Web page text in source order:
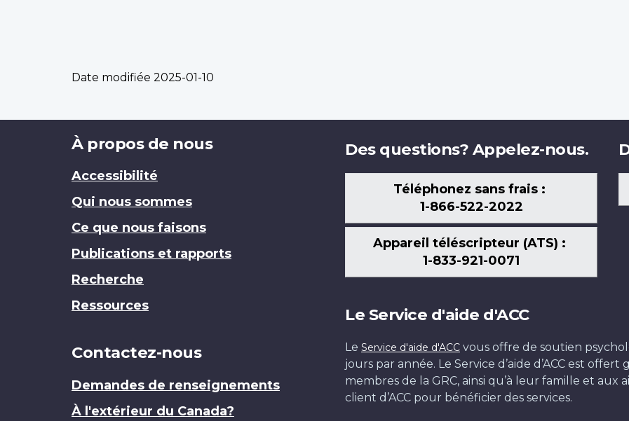
Date modifiée 2025-01-10
Brand
À propos de nous
Accessibilité
Qui nous sommes
Ce que nous faisons
Publications et rapports
Recherche
Ressources
Contactez-nous
Demandes de renseignements
À l'extérieur du Canada?
Des questions? Appelez-nous.
Téléphonez sans frais :
1-866-522-2022
Appareil téléscripteur (ATS) :
1-833-921-0071
Le Service d'aide d'ACC
Le Service d'aide d'ACC vous offre de soutien
jours par année. Le Service d’aide d’ACC est
membres de la GRC, ainsi qu’à leur famille et aux
client d’ACC pour bénéficier des services.